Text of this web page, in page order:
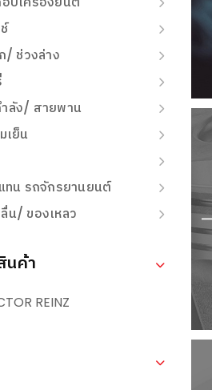
/ ช่วงล่าง
ลัง/ สายพาน
เย็น
ทน รถจักรยานยนต์
น/ ของเหลว
นค้า
REINZ